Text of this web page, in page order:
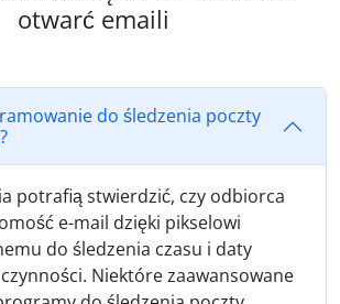
otwarć emaili
do śledzenia poczty
potrafią stwierdzić, czy odbiorca
e-mail dzięki pikselowi
do śledzenia czasu i daty
Niektóre zaawansowane